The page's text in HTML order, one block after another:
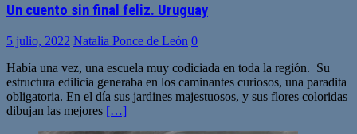
Un cuento sin final feliz. Uruguay
5 julio, 2022 Natalia Ponce de León 0
Había una vez, una escuela muy codiciada en toda la región. Su
estructura edilicia generaba en los caminantes curiosos, una paradita
obligatoria. En el día sus jardines majestuosos, y sus flores coloridas
dibujan las mejores […]